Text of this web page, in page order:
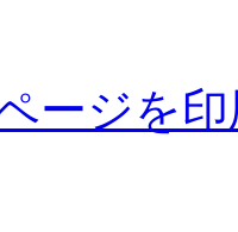
ージを